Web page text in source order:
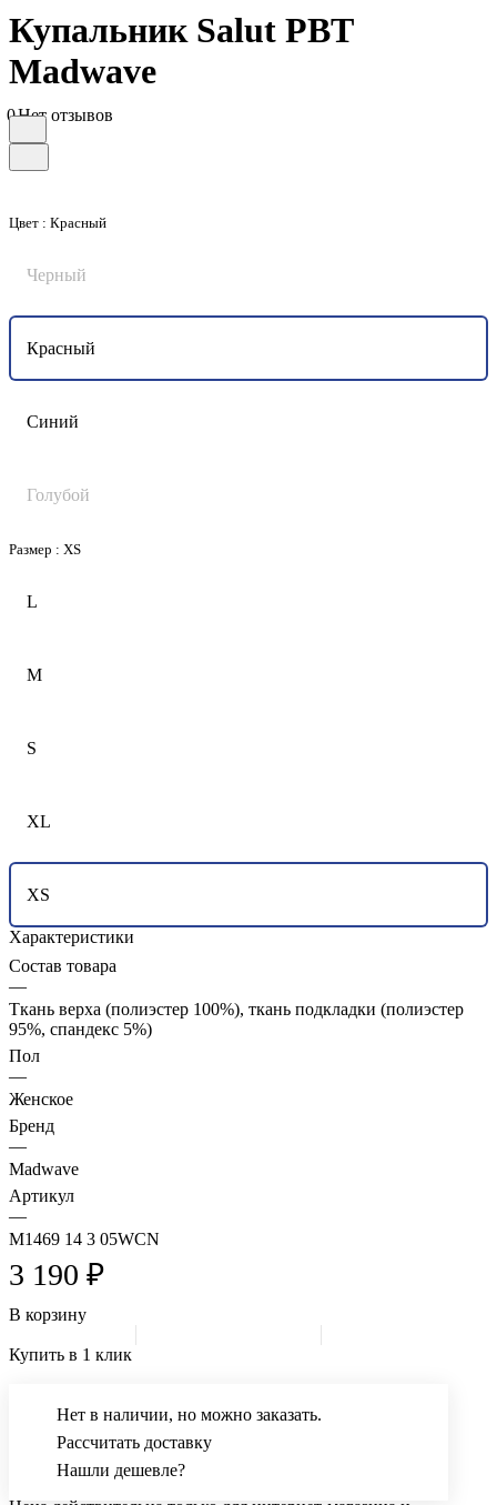
Купальник Salut PBT
Madwave
0Нет отзывов
Цвет : Красный
Черный
Красный
Синий
Голубой
Размер : XS
L
M
S
XL
XS
Характеристики
Состав товара
—
Ткань верха (полиэстер 100%), ткань подкладки (полиэстер
95%, спандекс 5%)
Пол
—
Женское
Бренд
—
Madwave
Артикул
—
M1469 14 3 05WCN
3 190 ₽
В корзину
Купить в 1 клик
Нет в наличии, но можно заказать.
Рассчитать доставку
Нашли дешевле?